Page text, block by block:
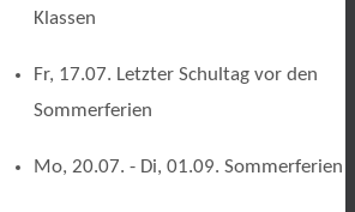
Klassen
Fr, 17.07. Letzter Schultag vor den
Sommerferien
Mo, 20.07. - Di, 01.09. Sommerferien